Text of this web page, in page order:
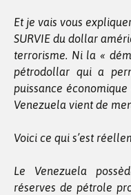
Et je vais vous
SURVIE du dollar
terrorisme. Ni la «
pétrodollar qui a
puissance
Venezuela vient de
Voici ce qui s’est
Le Venezuela
réserves de pétrole